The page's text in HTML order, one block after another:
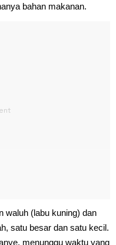
bahan makanan.
waluh (labu kuning) dan
satu besar dan satu kecil.
menunggu waktu yang